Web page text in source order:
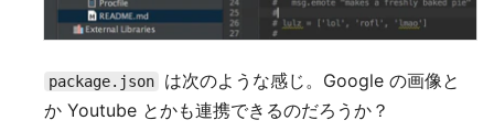
package.json
は次のような感じ。Google の画像と
か Youtube とかも連携できるのだろうか？